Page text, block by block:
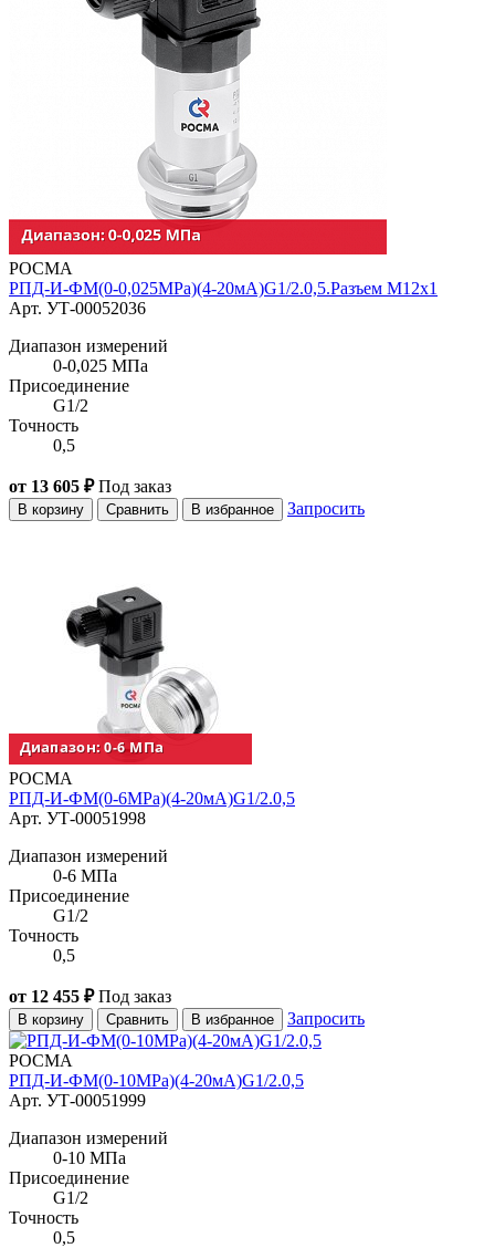
РОСМА
РПД-И-ФМ(0-0,025MPa)(4-20мА)G1/2.0,5.Разъем М12х1
Арт. УТ-00052036
Диапазон измерений
0-0,025 МПа
Присоединение
G1/2
Точность
0,5
от 13 605 ₽ Под заказ
В корзину Сравнить В избранное Запросить
РОСМА
РПД-И-ФМ(0-6MPa)(4-20мА)G1/2.0,5
Арт. УТ-00051998
Диапазон измерений
0-6 МПа
Присоединение
G1/2
Точность
0,5
от 12 455 ₽ Под заказ
В корзину Сравнить В избранное Запросить
РОСМА
РПД-И-ФМ(0-10MPa)(4-20мА)G1/2.0,5
Арт. УТ-00051999
Диапазон измерений
0-10 МПа
Присоединение
G1/2
Точность
0,5